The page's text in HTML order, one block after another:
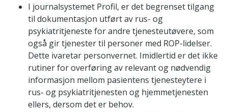
I journalsystemet Profil, er det begrenset tilgang
til dokumentasjon utført av rus- og
psykiatritjeneste for andre tjenesteutøvere, som
også gir tjenester til personer med ROP-lidelser.
Dette ivaretar personvernet. Imidlertid er det ikke
rutiner for overføring av relevant og nødvendig
informasjon mellom pasientens tjenesteytere i
rus- og psykiatritjenesten og hjemmetjenesten
ellers, dersom det er behov.